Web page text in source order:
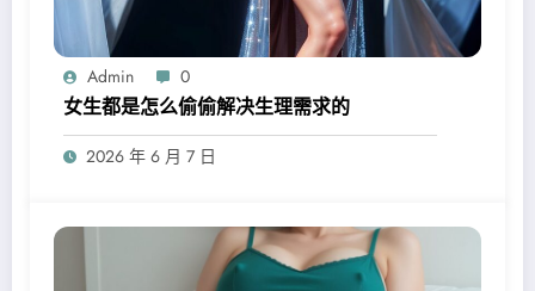
Admin 0
女生都是怎么偷偷解决生理需求的
2026 年 6 月 7 日